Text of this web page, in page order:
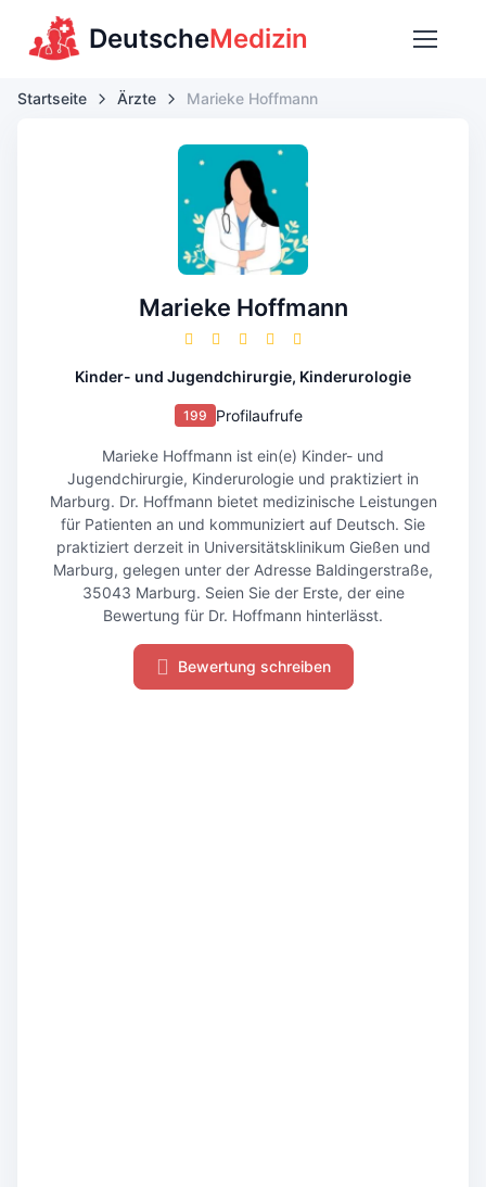
DeutscheMedizin
Startseite Ärzte Marieke Hoffmann
Marieke Hoffmann
Kinder- und Jugendchirurgie, Kinderurologie
199 Profilaufrufe
Marieke Hoffmann ist ein(e) Kinder- und
Jugendchirurgie, Kinderurologie und praktiziert in
Marburg. Dr. Hoffmann bietet medizinische Leistungen
für Patienten an und kommuniziert auf Deutsch. Sie
praktiziert derzeit in Universitätsklinikum Gießen und
Marburg, gelegen unter der Adresse Baldingerstraße,
35043 Marburg. Seien Sie der Erste, der eine
Bewertung für Dr. Hoffmann hinterlässt.
Bewertung schreiben